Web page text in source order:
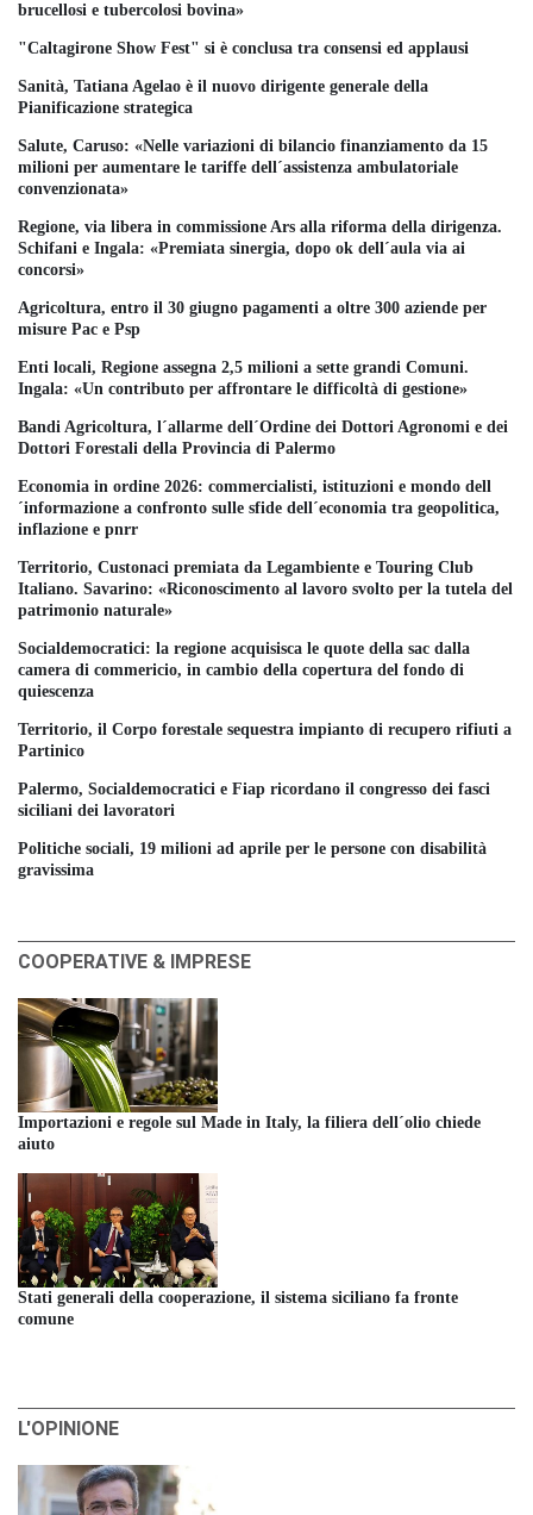
brucellosi e tubercolosi bovina»
"Caltagirone Show Fest" si è conclusa tra consensi ed applausi
Sanità, Tatiana Agelao è il nuovo dirigente generale della
Pianificazione strategica
Salute, Caruso: «Nelle variazioni di bilancio finanziamento da 15
milioni per aumentare le tariffe dell´assistenza ambulatoriale
convenzionata»
Regione, via libera in commissione Ars alla riforma della dirigenza.
Schifani e Ingala: «Premiata sinergia, dopo ok dell´aula via ai
concorsi»
Agricoltura, entro il 30 giugno pagamenti a oltre 300 aziende per
misure Pac e Psp
Enti locali, Regione assegna 2,5 milioni a sette grandi Comuni.
Ingala: «Un contributo per affrontare le difficoltà di gestione»
Bandi Agricoltura, l´allarme dell´Ordine dei Dottori Agronomi e dei
Dottori Forestali della Provincia di Palermo
Economia in ordine 2026: commercialisti, istituzioni e mondo dell
´informazione a confronto sulle sfide dell´economia tra geopolitica,
inflazione e pnrr
Territorio, Custonaci premiata da Legambiente e Touring Club
Italiano. Savarino: «Riconoscimento al lavoro svolto per la tutela del
patrimonio naturale»
Socialdemocratici: la regione acquisisca le quote della sac dalla
camera di commericio, in cambio della copertura del fondo di
quiescenza
Territorio, il Corpo forestale sequestra impianto di recupero rifiuti a
Partinico
Palermo, Socialdemocratici e Fiap ricordano il congresso dei fasci
siciliani dei lavoratori
Politiche sociali, 19 milioni ad aprile per le persone con disabilità
gravissima
COOPERATIVE & IMPRESE
Importazioni e regole sul Made in Italy, la filiera dell´olio chiede
aiuto
Stati generali della cooperazione, il sistema siciliano fa fronte
comune
L'OPINIONE